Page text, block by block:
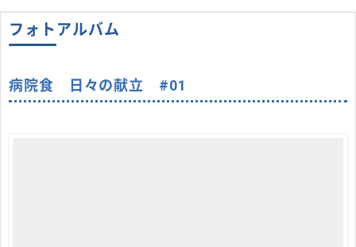
フォトアルバム
病院食 日々の献立 #01